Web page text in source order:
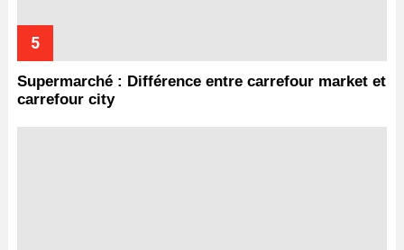
Supermarché : Différence entre carrefour market et
carrefour city